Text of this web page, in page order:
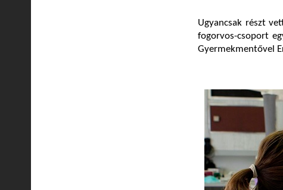
Ugyancsak részt
fogorvos-csoport
Gyermekmentővel